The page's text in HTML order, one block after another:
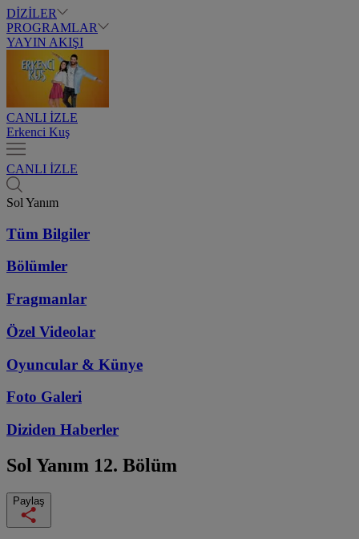
DİZİLER
PROGRAMLAR
YAYIN AKIŞI
CANLI İZLE
Erkenci Kuş
CANLI İZLE
Sol Yanım
Tüm Bilgiler
Bölümler
Fragmanlar
Özel Videolar
Oyuncular & Künye
Foto Galeri
Diziden Haberler
Sol Yanım 12. Bölüm
Paylaş